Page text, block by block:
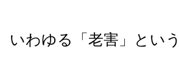
いわゆる「老害」とい